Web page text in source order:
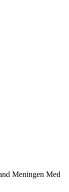
Meningen Med